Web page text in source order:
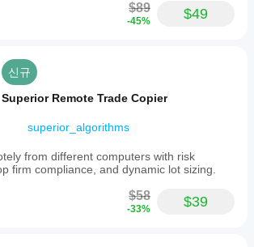
$89
-45% $49
신규
Superior Remote Trade Copier
superior_algorithms
from different computers with risk
firm compliance, and dynamic lot sizing.
$58
-33% $39